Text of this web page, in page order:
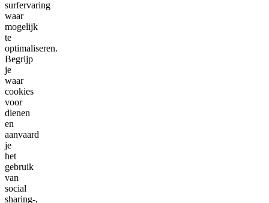
surfervaring
waar
mogelijk
te
optimaliseren.
Begrijp
je
waar
cookies
voor
dienen
en
aanvaard
je
het
gebruik
van
social
sharing-,